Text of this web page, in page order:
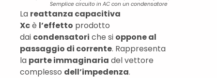
Semplice circuito in AC con un condensatore
La reattanza capacitiva
Xcè l’effetto prodotto
dai condensatori che si oppone al
passaggio di corrente. Rappresenta
la parte immaginaria del vettore
complesso dell’impedenza.